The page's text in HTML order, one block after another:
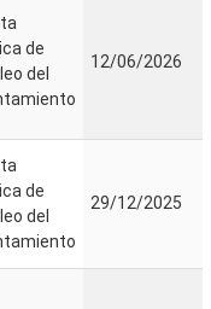
de
del
12/06/2026
de
del
29/12/2025